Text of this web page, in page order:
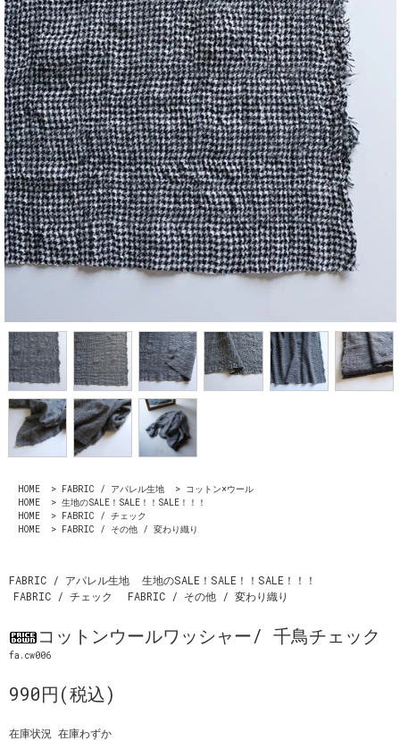
HOME > FABRIC / アパレル生地 > コットン×ウール
HOME
> 生地のSALE！SALE！！SALE！！！
HOME
> FABRIC / チェック
HOME
> FABRIC / その他 / 変わり織り
FABRIC / アパレル生地
生地のSALE！SALE！！SALE！！！
FABRIC / チェック
FABRIC / その他 / 変わり織り
コットンウールワッシャー/ 千鳥チェック
fa.cw006
990円(税込)
在庫状況 在庫わずか